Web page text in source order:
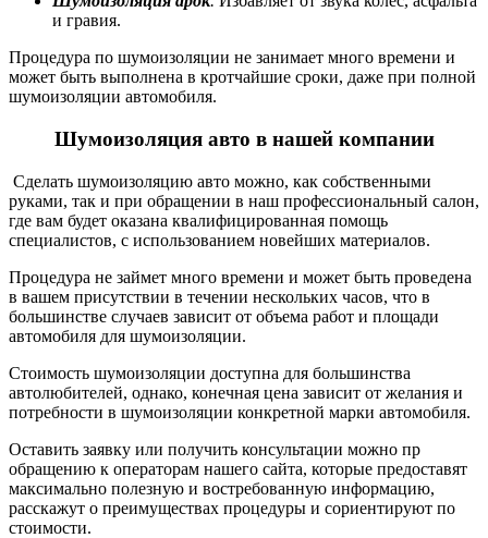
и гравия.
Процедура по шумоизоляции не занимает много времени и
может быть выполнена в кротчайшие сроки, даже при полной
шумоизоляции автомобиля.
Шумоизоляция авто в нашей компании
Сделать шумоизоляцию авто можно, как собственными
руками, так и при обращении в наш профессиональный салон,
где вам будет оказана квалифицированная помощь
специалистов, с использованием новейших материалов.
Процедура не займет много времени и может быть проведена
в вашем присутствии в течении нескольких часов, что в
большинстве случаев зависит от объема работ и площади
автомобиля для шумоизоляции.
Стоимость шумоизоляции доступна для большинства
автолюбителей, однако, конечная цена зависит от желания и
потребности в шумоизоляции конкретной марки автомобиля.
Оставить заявку или получить консультации можно пр
обращению к операторам нашего сайта, которые предоставят
максимально полезную и востребованную информацию,
расскажут о преимуществах процедуры и сориентируют по
стоимости.